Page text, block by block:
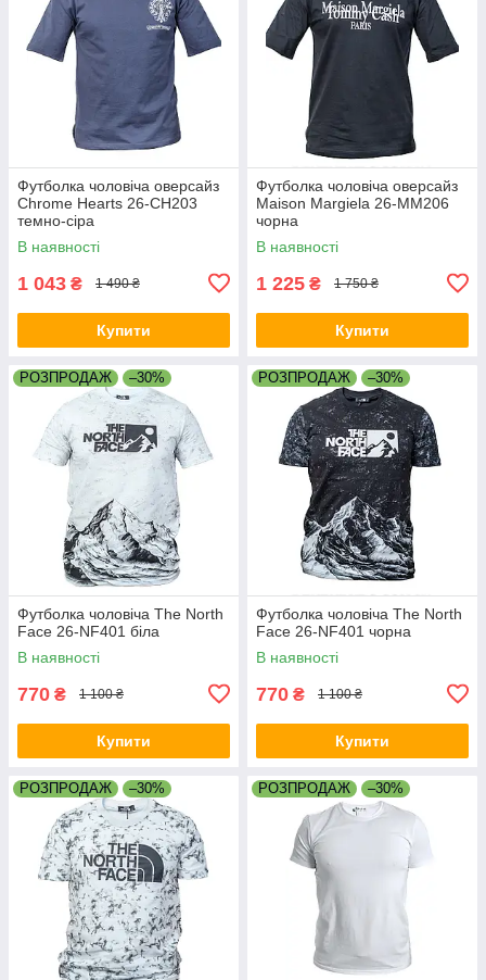
Футболка чоловіча оверсайз
Chrome Hearts 26-CH203
темно-сіра
В наявності
1 043 ₴ 1 490 ₴
Купити
Футболка чоловіча оверсайз
Maison Margiela 26-MM206
чорна
В наявності
1 225 ₴ 1 750 ₴
Купити
РОЗПРОДАЖ –30%
Футболка чоловіча The North
Face 26-NF401 біла
В наявності
770 ₴ 1 100 ₴
Купити
РОЗПРОДАЖ –30%
Футболка чоловіча The North
Face 26-NF401 чорна
В наявності
770 ₴ 1 100 ₴
Купити
РОЗПРОДАЖ –30% РОЗПРОДАЖ –30%